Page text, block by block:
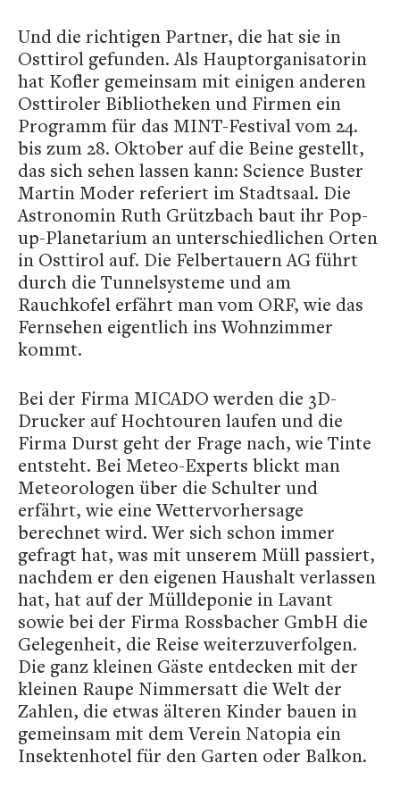
Und die richtigen Partner, die hat sie in
Osttirol gefunden. Als Hauptorganisatorin
hat Kofler gemeinsam mit einigen anderen
Osttiroler Bibliotheken und Firmen ein
Programm für das MINT-Festival vom 24.
bis zum 28. Oktober auf die Beine gestellt,
das sich sehen lassen kann: Science Buster
Martin Moder referiert im Stadtsaal. Die
Astronomin Ruth Grützbach baut ihr Pop-
up-Planetarium an unterschiedlichen Orten
in Osttirol auf. Die Felbertauern AG führt
durch die Tunnelsysteme und am
Rauchkofel erfährt man vom ORF, wie das
Fernsehen eigentlich ins Wohnzimmer
kommt.
Bei der Firma MICADO werden die 3D-
Drucker auf Hochtouren laufen und die
Firma Durst geht der Frage nach, wie Tinte
entsteht. Bei Meteo-Experts blickt man
Meteorologen über die Schulter und
erfährt, wie eine Wettervorhersage
berechnet wird. Wer sich schon immer
gefragt hat, was mit unserem Müll passiert,
nachdem er den eigenen Haushalt verlassen
hat, hat auf der Mülldeponie in Lavant
sowie bei der Firma Rossbacher GmbH die
Gelegenheit, die Reise weiterzuverfolgen.
Die ganz kleinen Gäste entdecken mit der
kleinen Raupe Nimmersatt die Welt der
Zahlen, die etwas älteren Kinder bauen in
gemeinsam mit dem Verein Natopia ein
Insektenhotel für den Garten oder Balkon.